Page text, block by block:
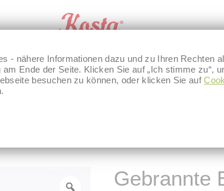
UNSERE BACKSTUBE BLOG
Gebrannte
- nähere Informationen dazu und zu Ihren Rechten
Ende der Seite. Klicken Sie auf „Ich stimme zu“,
besuchen zu können, oder klicken Sie auf